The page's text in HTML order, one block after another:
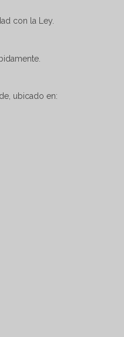
con la Ley.
ubicado en: